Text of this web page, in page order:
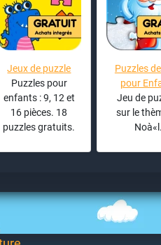
Jeux de puzzle
Puzzles pour
enfants : 9, 12 et
16 pièces. 18
puzzles gratuits.
Puzzles
pour
Jeu de
sur le
Noà«l.